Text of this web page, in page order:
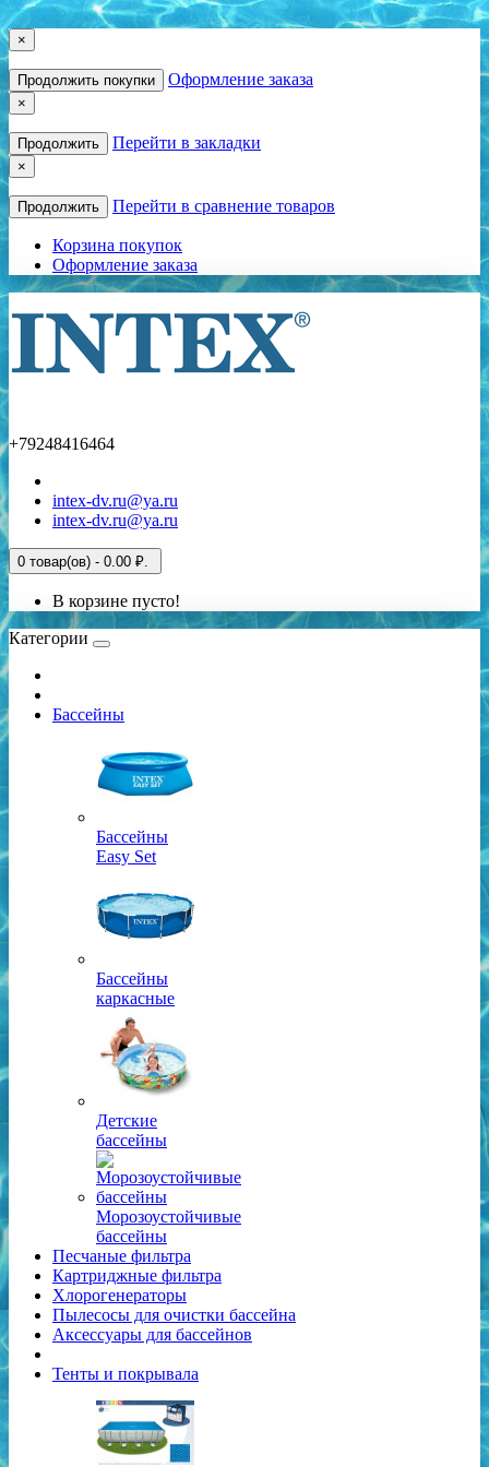
×
Продолжить покупки Оформление заказа
×
Продолжить Перейти в закладки
×
Продолжить Перейти в сравнение товаров
Корзина покупок
Оформление заказа
+79248416464
intex-dv.ru@ya.ru
intex-dv.ru@ya.ru
0 товар(ов) - 0.00 ₽.
В корзине пусто!
Категории
Бассейны
Бассейны
Easy Set
Бассейны
каркасные
Детские
бассейны
Морозоустойчивые
бассейны
Песчаные фильтра
Картриджные фильтра
Хлорогенераторы
Пылесосы для очистки бассейна
Аксессуары для бассейнов
Тенты и покрывала